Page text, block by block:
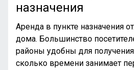
назначения
Аренда в пункте назначения
дома. Большинство
районы удобны для
сколько времени занимает